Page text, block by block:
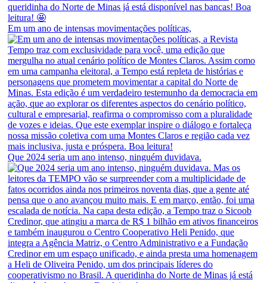
Em um ano de intensas movimentações políticas,
Que 2024 seria um ano intenso, ninguém duvidava.